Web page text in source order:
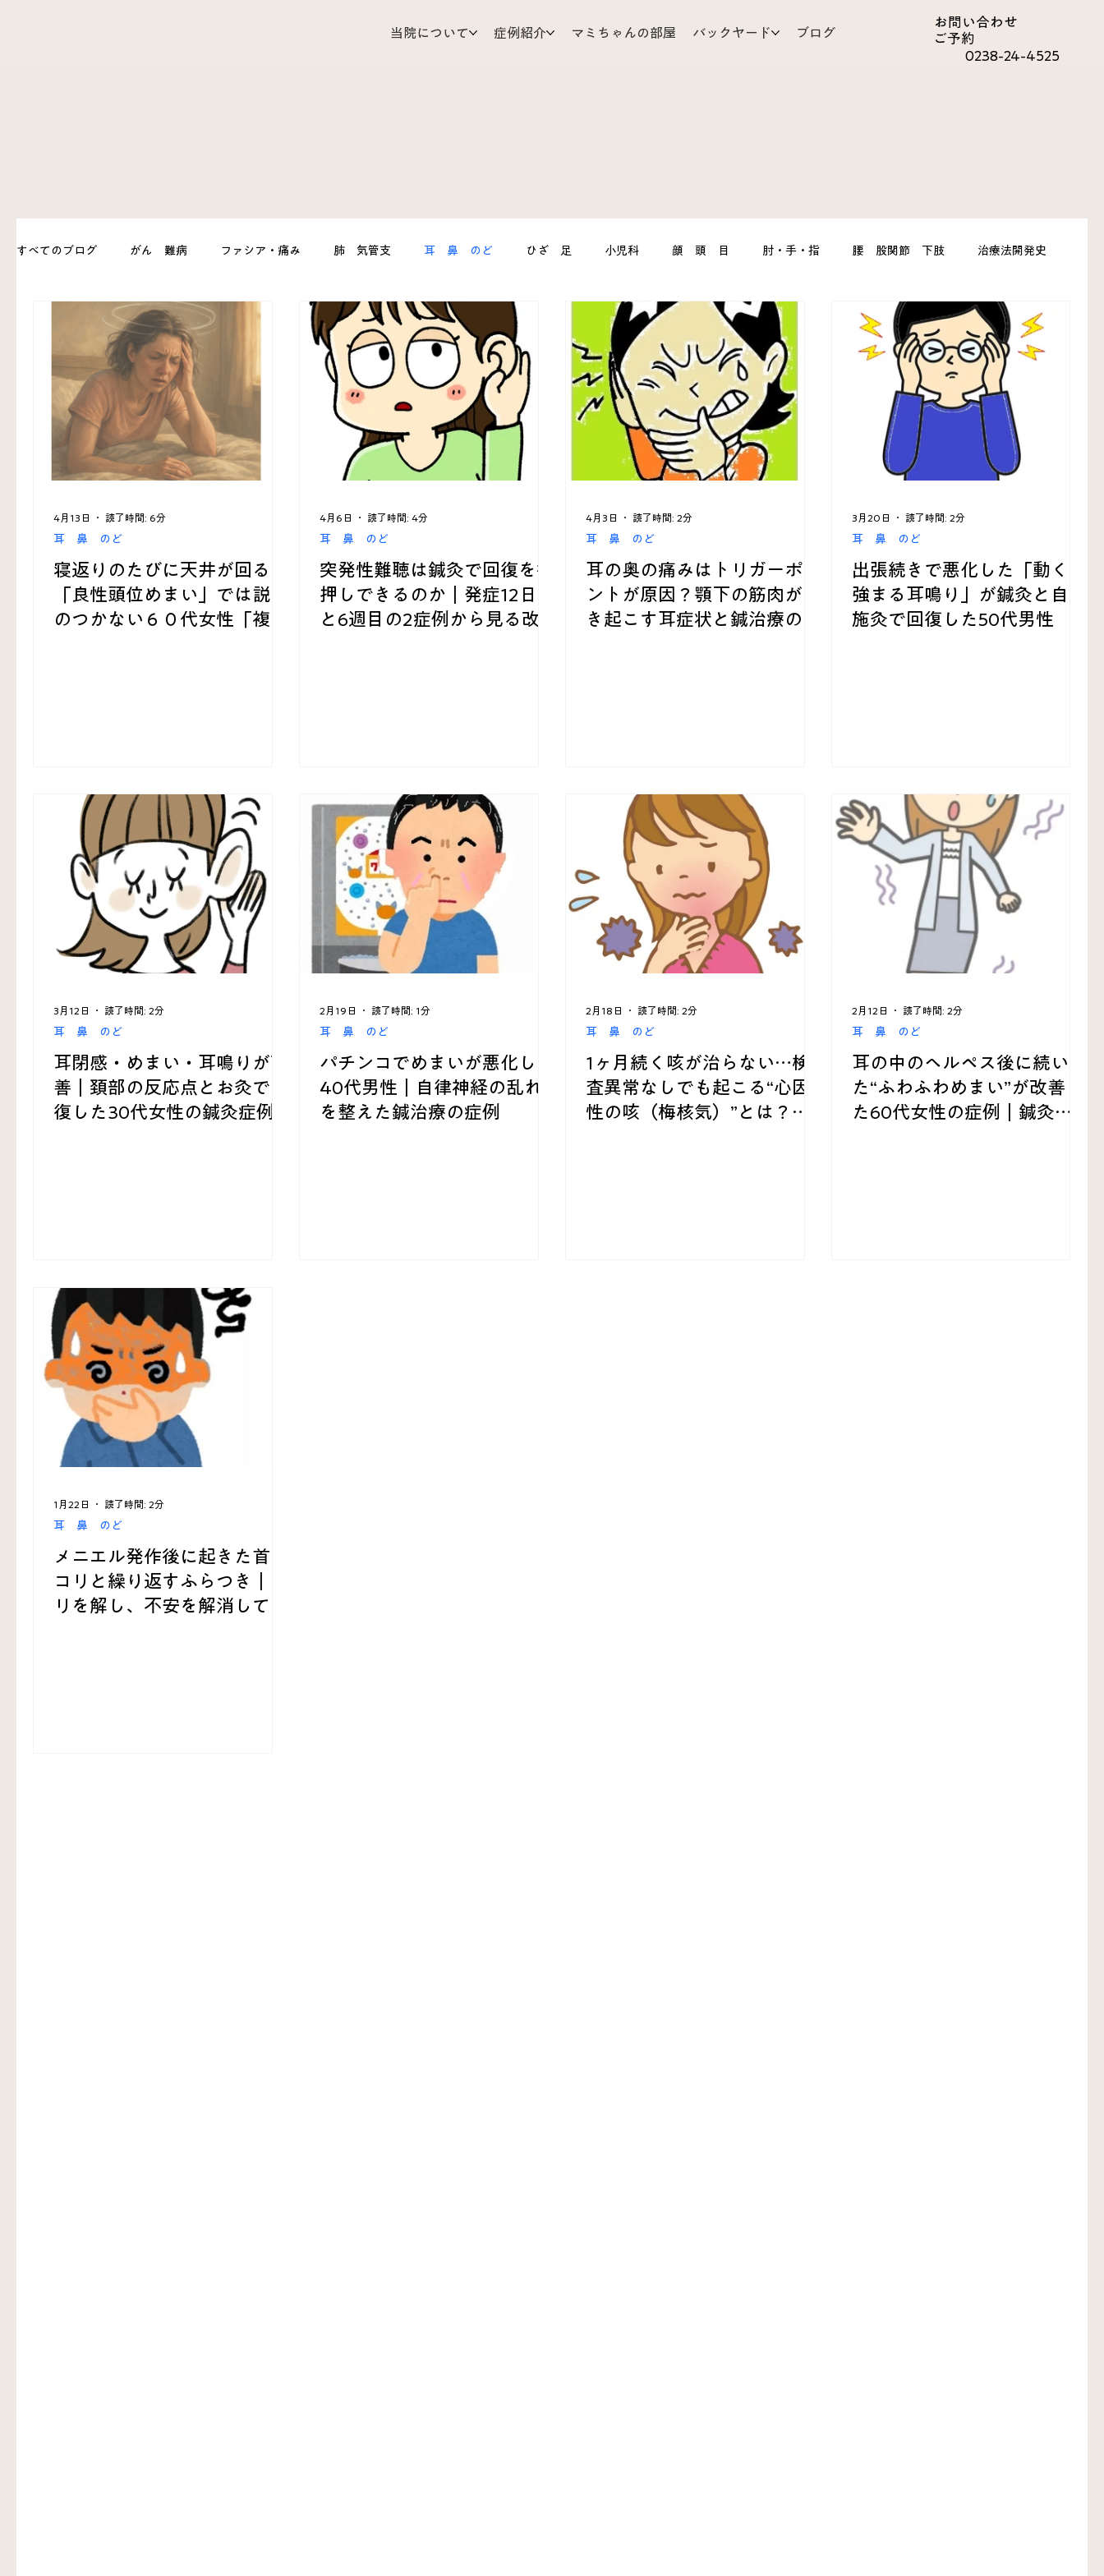
当院について 症例紹介 マミちゃんの部屋 バックヤード ブログ
お問い合わ​せ
ご予約
0238-24-4525
すべてのブログ がん 難病 ファシア・痛み 肺 気管支 耳 鼻 のど ひざ 足 小児科 顔 頭 目 肘・手・指 腰 股関節 下肢 治療法開発史
ハリじいの育児相談 胃 腸 体調管理 Mizu’sRoom 心臓 血管 産婦人科 スポーツ障害 心とからだ 皮ふ 背中 胸 わき腹
くび 肩 うで 難問解決事例 KAZU’sRoom カテゴリー案内 脳 神経 総合ケア あちこち不調 原因不明
寝返りのたびに天井が回る…
「良性頭位めまい」では説明
のつかない６０代女性「複雑
耳 鼻 のど
4月13日 読了時間: 6分
突発性難聴は鍼灸で回復を後
押しできるのか｜発症12日目
と6週目の2症例から見る改善
耳 鼻 のど
4月6日 読了時間: 4分
耳の奥の痛みはトリガーポイ
ントが原因？顎下の筋肉が引
き起こす耳症状と鍼治療の改
耳 鼻 のど
4月3日 読了時間: 2分
出張続きで悪化した「動くと
強まる耳鳴り」が鍼灸と自宅
施灸で回復した50代男性
耳 鼻 のど
3月20日 読了時間: 2分
耳閉感・めまい・耳鳴りが改
善｜頚部の反応点とお灸で回
復した30代女性の鍼灸症例
耳 鼻 のど
3月12日 読了時間: 2分
パチンコでめまいが悪化した
40代男性｜自律神経の乱れ
を整えた鍼治療の症例
耳 鼻 のど
2月19日 読了時間: 1分
1ヶ月続く咳が治らない…検
査異常なしでも起こる“心因
性の咳（梅核気）”とは？鍼
耳 鼻 のど
2月18日 読了時間: 2分
耳の中のヘルペス後に続い
た“ふわふわめまい”が改善し
た60代女性の症例｜鍼灸で
耳 鼻 のど
2月12日 読了時間: 2分
メニエル発作後に起きた首の
コリと繰り返すふらつき｜コ
リを解し、不安を解消して日
耳 鼻 のど
1月22日 読了時間: 2分